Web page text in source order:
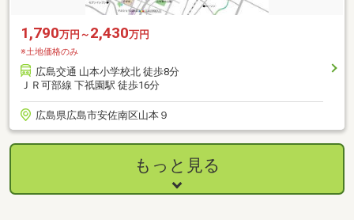
1,790万円～ 2,430万円
※土地価格のみ
広島交通 山本小学校北 徒歩8分
ＪＲ可部線 下祇園駅 徒歩16分
広島県広島市安佐南区山本９
もっと見る